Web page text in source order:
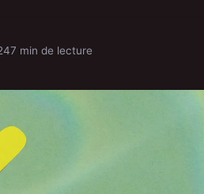
7 min de lecture